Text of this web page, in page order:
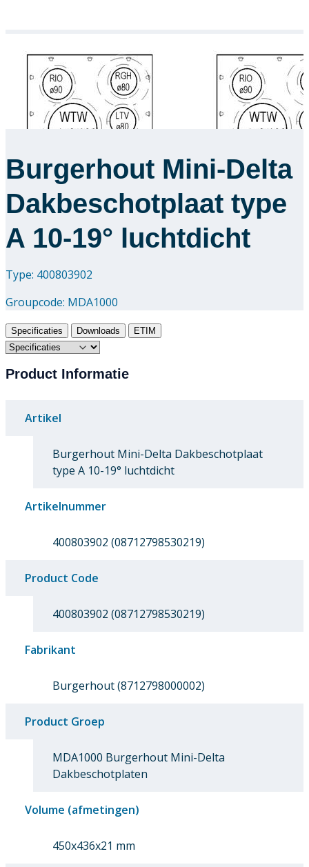
Burgerhout Mini-Delta
Dakbeschotplaat type
A 10-19° luchtdicht
Type: 400803902
Groupcode: MDA1000
Specificaties Downloads ETIM
Product Informatie
Artikel
Burgerhout Mini-Delta Dakbeschotplaat
type A 10-19° luchtdicht
Artikelnummer
400803902 (08712798530219)
Product Code
400803902 (08712798530219)
Fabrikant
Burgerhout (8712798000002)
Product Groep
MDA1000 Burgerhout Mini-Delta
Dakbeschotplaten
Volume (afmetingen)
450x436x21 mm